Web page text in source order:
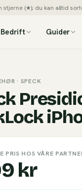
(★); du kan alltid
Bedrift Guider
· SPECK
PRIS HOS VÅRE
kr